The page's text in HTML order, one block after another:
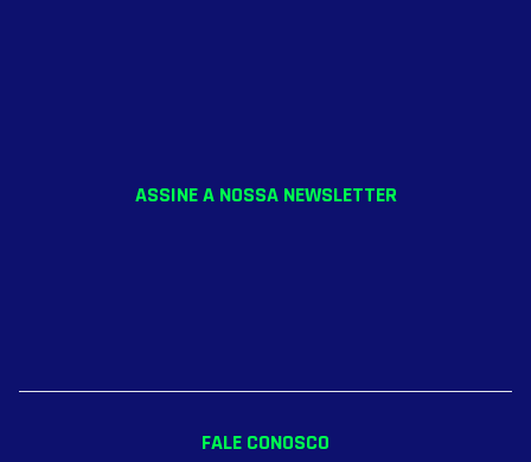
ASSINE A NOSSA NEWSLETTER
FALE CONOSCO